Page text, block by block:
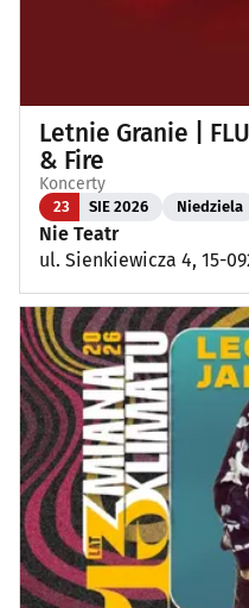
Letnie Granie |
& Fire
Koncerty
23 SIE 2026 Niedziela
Nie Teatr
ul. Sienkiewicza 4, 15-